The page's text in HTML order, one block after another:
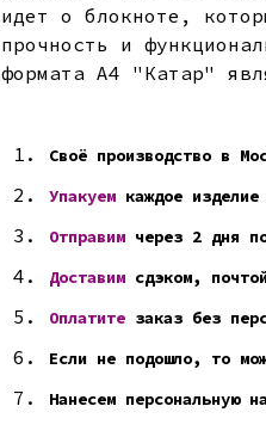
идет о блокноте,
прочность и
формата А4 "Катар"
Своё производство в
Упакуем каждое
Отправим через 2 дня
Доставим сдэком,
Оплатите заказ без
Если не подошло, то
Нанесем персональную